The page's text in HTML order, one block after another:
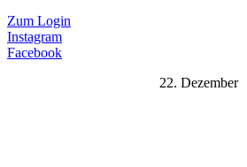
Zum Login
Instagram
Facebook
22. Dezember